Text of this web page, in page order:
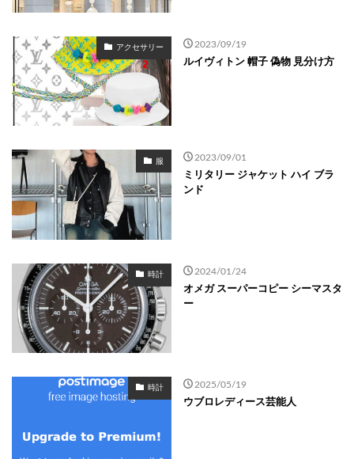
アクセサリー 2023/09/19
ルイヴィトン 帽子 偽物 見分け方
服 2023/09/01
ミリタリー ジャケット ハイ ブラ
ンド
時計 2024/01/24
オメガ スーパーコピー シーマスタ
ー
時計 2025/05/19
ウブロレディース芸能人